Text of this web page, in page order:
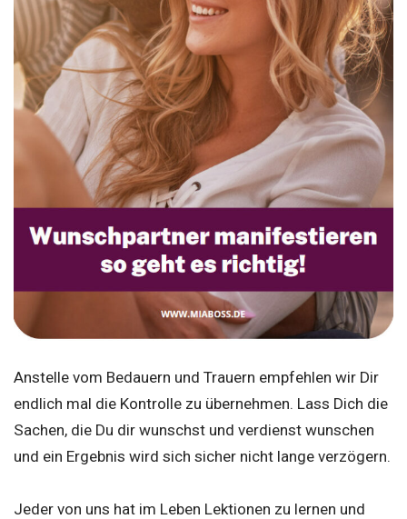
Anstelle vom Bedauern und Trauern empfehlen wir Dir
endlich mal die Kontrolle zu übernehmen. Lass Dich die
Sachen, die Du dir wunschst und verdienst wunschen
und ein Ergebnis wird sich sicher nicht lange verzögern.
Jeder von uns hat im Leben Lektionen zu lernen und